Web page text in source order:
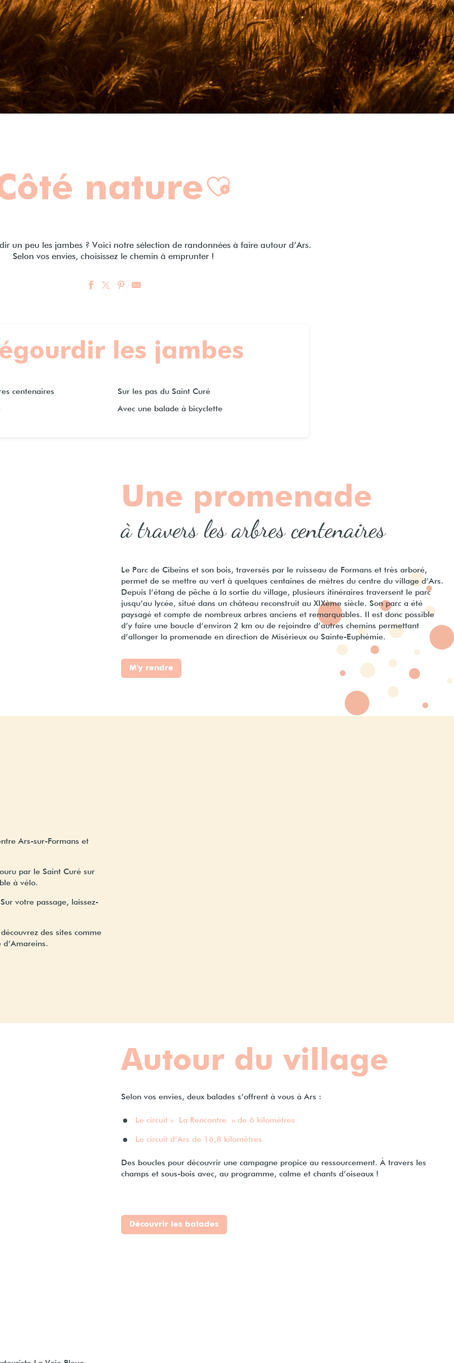
nature
Ajouter
un peu les jambes ? Voici notre sélection de randonnées à faire autour d’Ars.
Selon vos envies, choisissez le chemin à emprunter !
les jambes
centenaires Sur les pas du Saint Curé
Avec une balade à bicyclette
Une promenade
à travers les arbres centenaires
Le Parc de Cibeins et son bois, traversés par le ruisseau de Formans et très arboré,
permet de se mettre au vert à quelques centaines de mètres du centre du village d’Ars.
Depuis l’étang de pêche à la sortie du village, plusieurs itinéraires traversent le parc
jusqu’au lycée, situé dans un château reconstruit au XIXème siècle. Son parc a été
paysagé et compte de nombreux arbres anciens et remarquables. Il est donc possible
d’y faire une boucle d’environ 2 km ou de rejoindre d’autres chemins permettant
d’allonger la promenade en direction de Misérieux ou Sainte-Euphémie.
M'y rendre
Ars-sur-Formans et
par le Saint Curé sur
à vélo.
votre passage, laissez-
des sites comme
Autour du village
Selon vos envies, deux balades s’offrent à vous à Ars :
Le circuit « La Rencontre » de 6 kilomètres
Le circuit d’Ars de 16,8 kilomètres
Des boucles pour découvrir une campagne propice au ressourcement. À travers les
champs et sous-bois avec, au programme, calme et chants d’oiseaux !
Découvrir les balades